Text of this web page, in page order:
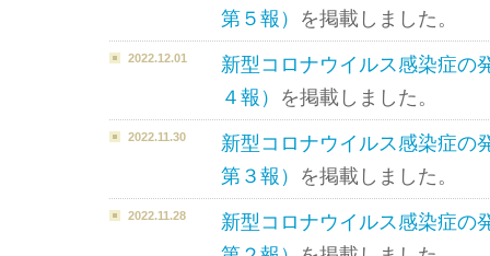
第５報） を掲載しました。
2022.12.01
新型コロナウイルス感染症
４報） を掲載しました。
2022.11.30
新型コロナウイルス感染症
第３報） を掲載しました。
2022.11.28
新型コロナウイルス感染症